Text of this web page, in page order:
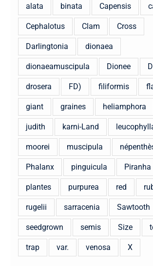
alata binata Capensis
Cephalotus Clam Cross
Darlingtonia dionaea
dionaeamuscipula Dionee
drosera FD) filiformis
giant graines heliamphora
judith karni-Land
moorei muscipula
Phalanx pinguicula Piranha
plantes purpurea red
rugelii sarracenia Sawtooth
seedgrown semis Size
trap var. venosa X